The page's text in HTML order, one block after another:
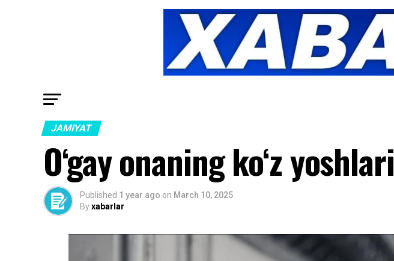
JAMIYAT
O‘gay onaning ko‘z yoshlari
Published 1 year ago on March 10, 2025
Byxabarlar